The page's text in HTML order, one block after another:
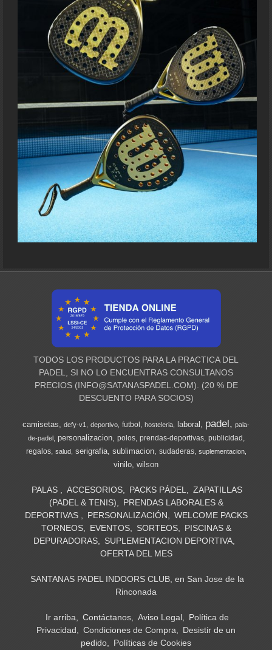
TODOS LOS PRODUCTOS PARA LA PRACTICA DEL
PADEL, SI NO LO ENCUENTRAS CONSULTANOS
PRECIOS (INFO@SATANASPADEL.COM). (20 % DE
DESCUENTO PARA SOCIOS)
camisetas defy-v1 deportivo futbol hosteleria laboral padel
pala-
de-padel
personalizacion polos prendas-deportivas publicidad
regalos
salud serigrafia sublimacion sudaderas suplementacion
vinilo wilson
PALAS ACCESORIOS PACKS PÁDEL
ZAPATILLAS
(PADEL & TENIS)
PRENDAS LABORALES &
DEPORTIVAS
PERSONALIZACIÓN
WELCOME PACKS
TORNEOS
EVENTOS SORTEOS
PISCINAS &
DEPURADORAS
SUPLEMENTACION DEPORTIVA
OFERTA DEL MES
SANTANAS PADEL INDOORS CLUB, en San Jose de la
Rinconada
Ir arriba Contáctanos Aviso Legal
Política de
Privacidad
Condiciones de Compra
Desistir de un
pedido
Políticas de Cookies